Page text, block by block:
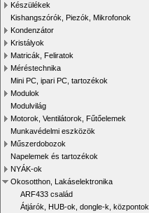
Készülékek
Kishangszórók, Piezók, Mikrofonok
Kondenzátor
Kristályok
Matricák, Feliratok
Méréstechnika
Mini PC, ipari PC, tartozékok
Modulok
Modulvilág
Motorok, Ventilátorok, Fűtőelemek
Munkavédelmi eszközök
Műszerdobozok
Napelemek és tartozékok
NYÁK-ok
Okosotthon, Lakáselektronika
ARF433 család
Átjárók, HUB-ok, dongle-k, központok